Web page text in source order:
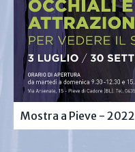
Mostra a Pieve - 2022